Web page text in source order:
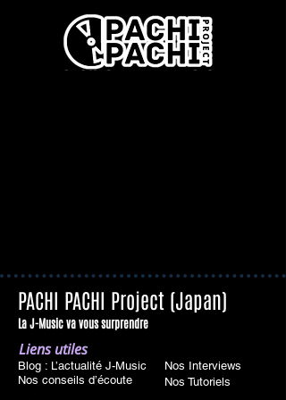
PACHI PACHI Project (Japan)
La J-Music va vous surprendre
Liens utiles
Blog : L’actualité J-Music
Nos Interviews
Nos Tutoriels
Nos conseils d’écoute